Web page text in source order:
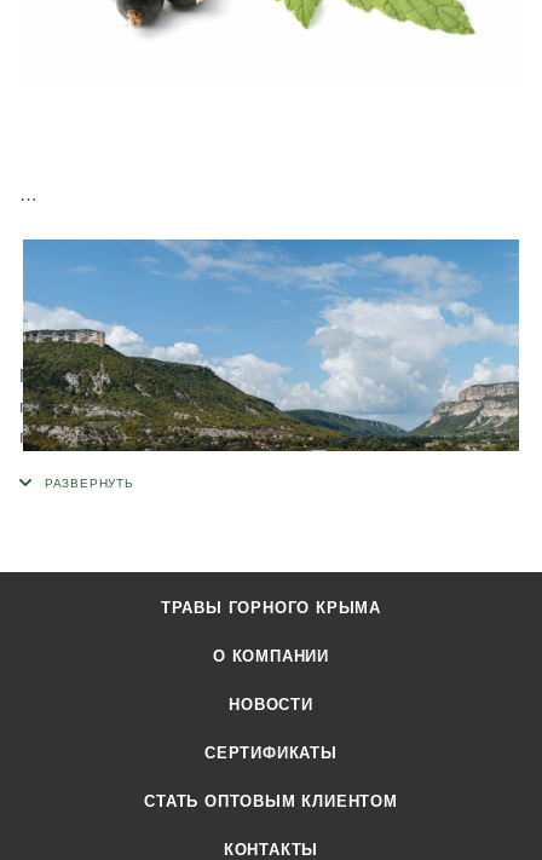
Продукция торговой марки «Травы Горного Крыма»
производится в экологически чистом горном районе, у
подножия горы Ай-Петри. Наше предприятие создано в
экологически чистые технологии.
технических регламентов Евразийского экономического
ТРАВЫ ГОРНОГО КРЫМА
О КОМПАНИИ
НОВОСТИ
СЕРТИФИКАТЫ
CТАТЬ ОПТОВЫМ КЛИЕНТОМ
КОНТАКТЫ